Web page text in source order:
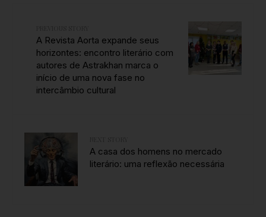
A Revista Aorta expande seus
horizontes: encontro literário com
autores de Astrakhan marca o
início de uma nova fase no
intercâmbio cultural
A casa dos homens no mercado
literário: uma reflexão necessária